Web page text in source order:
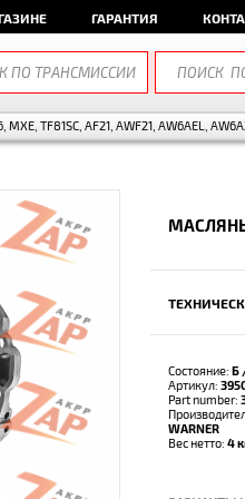
ГАРАНТИЯ
MXE, TF81SC, AF21, AWF21, AW6AEL,
Состояние: Б
Артикул:
Part number:
WARNER
Вес нетто: 4